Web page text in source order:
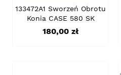
133472A1 Sworzeń Obrotu
Konia CASE 580 SK
Cena
180,00 zł